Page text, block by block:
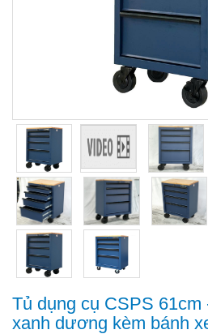
Tủ dụng cụ CSPS 61cm
xanh dương kèm bánh